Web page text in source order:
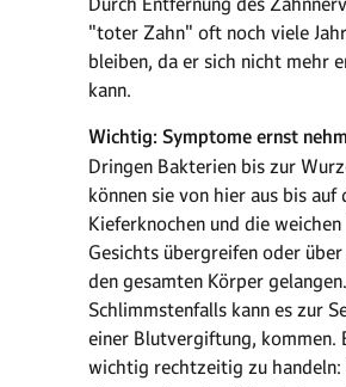
"toter Zahn" oft noch viele
bleiben, da er sich nicht mehr
kann.
Wichtig: Symptome ernst
Dringen Bakterien bis zur
können sie von hier aus bis auf
Kieferknochen und die weichen
Gesichts übergreifen oder
den gesamten Körper gelangen.
Schlimmstenfalls kann es zur
einer Blutvergiftung, kommen.
wichtig rechtzeitig zu handeln: